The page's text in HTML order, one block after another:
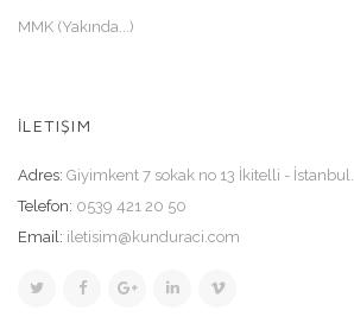
MMK (Yakında...)
İLETIŞIM
Adres: Giyimkent 7 sokak no 13 İkitelli - İstanbul.
Telefon: 0539 421 20 50
Email: iletisim@kunduraci.com